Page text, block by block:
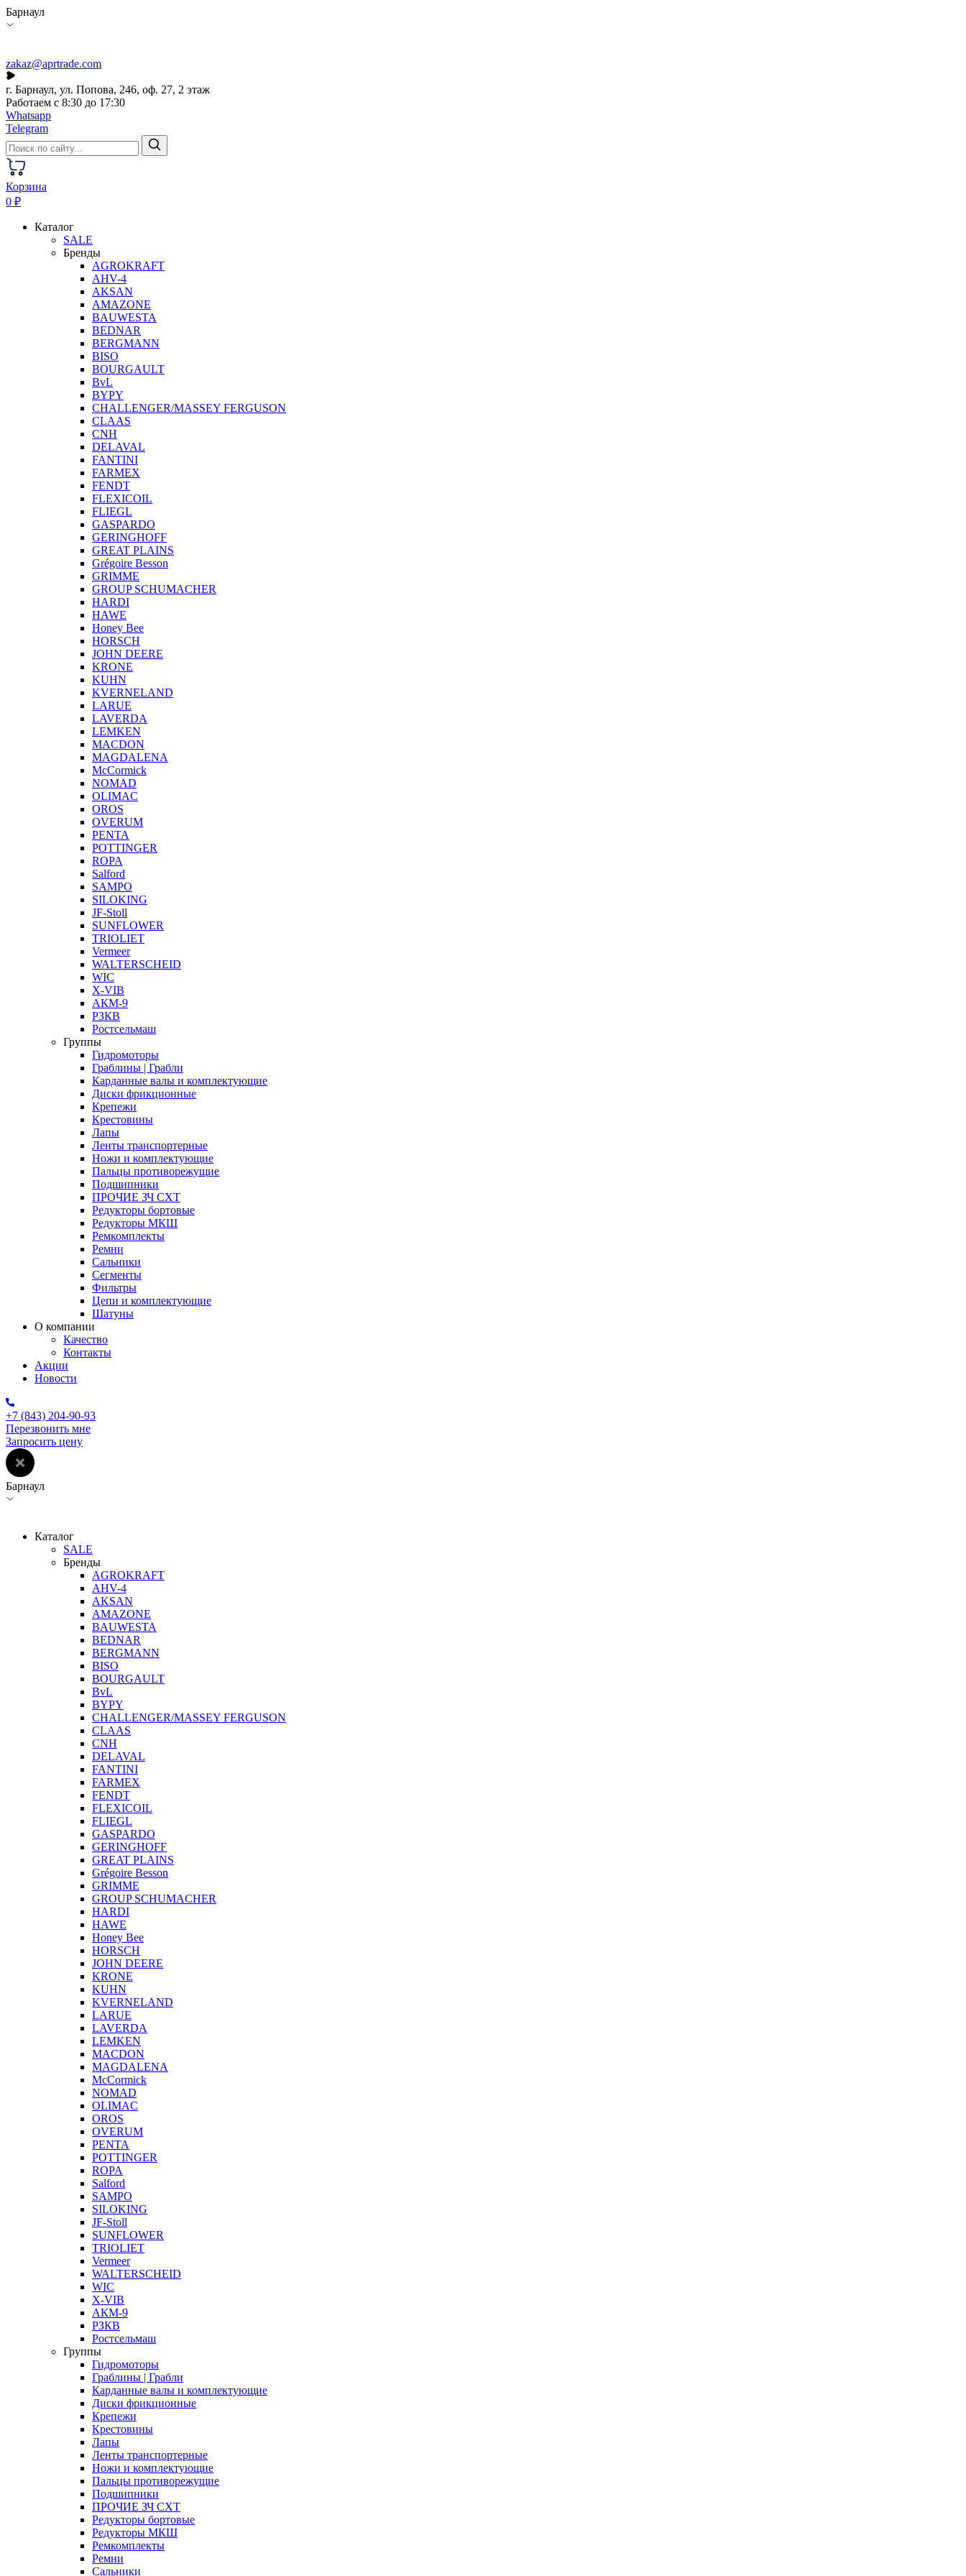
Барнаул
zakaz@aprtrade.com
г. Барнаул, ул. Попова, 246, оф. 27, 2 этаж
Работаем с 8:30 до 17:30
Whatsapp
Telegram
Корзина
0 ₽
Каталог
SALE
Бренды
AGROKRAFT
AHV-4
AKSAN
AMAZONE
BAUWESTA
BEDNAR
BERGMANN
BISO
BOURGAULT
BvL
BYPY
CHALLENGER/MASSEY FERGUSON
CLAAS
CNH
DELAVAL
FANTINI
FARMEX
FENDT
FLEXICOIL
FLIEGL
GASPARDO
GERINGHOFF
GREAT PLAINS
Grégoire Besson
GRIMME
GROUP SCHUMACHER
HARDI
HAWE
Honey Bee
HORSCH
JOHN DEERE
KRONE
KUHN
KVERNELAND
LARUE
LAVERDA
LEMKEN
MACDON
MAGDALENA
McCormick
NOMAD
OLIMAC
OROS
OVERUM
PENTA
POTTINGER
ROPA
Salford
SAMPO
SILOKING
JF-Stoll
SUNFLOWER
TRIOLIET
Vermeer
WALTERSCHEID
WIC
X-VIB
АКМ-9
РЗКВ
Ростсельмаш
Группы
Гидромоторы
Граблины | Грабли
Карданные валы и комплектующие
Диски фрикционные
Крепежи
Крестовины
Лапы
Ленты транспортерные
Ножи и комплектующие
Пальцы противорежущие
Подшипники
ПРОЧИЕ ЗЧ СХТ
Редукторы бортовые
Редукторы МКШ
Ремкомплекты
Ремни
Сальники
Сегменты
Фильтры
Цепи и комплектующие
Шатуны
О компании
Качество
Контакты
Акции
Новости
+7 (843) 204-90-93
Перезвонить мне
Запросить цену
Барнаул
Каталог
SALE
Бренды
AGROKRAFT
AHV-4
AKSAN
AMAZONE
BAUWESTA
BEDNAR
BERGMANN
BISO
BOURGAULT
BvL
BYPY
CHALLENGER/MASSEY FERGUSON
CLAAS
CNH
DELAVAL
FANTINI
FARMEX
FENDT
FLEXICOIL
FLIEGL
GASPARDO
GERINGHOFF
GREAT PLAINS
Grégoire Besson
GRIMME
GROUP SCHUMACHER
HARDI
HAWE
Honey Bee
HORSCH
JOHN DEERE
KRONE
KUHN
KVERNELAND
LARUE
LAVERDA
LEMKEN
MACDON
MAGDALENA
McCormick
NOMAD
OLIMAC
OROS
OVERUM
PENTA
POTTINGER
ROPA
Salford
SAMPO
SILOKING
JF-Stoll
SUNFLOWER
TRIOLIET
Vermeer
WALTERSCHEID
WIC
X-VIB
АКМ-9
РЗКВ
Ростсельмаш
Группы
Гидромоторы
Граблины | Грабли
Карданные валы и комплектующие
Диски фрикционные
Крепежи
Крестовины
Лапы
Ленты транспортерные
Ножи и комплектующие
Пальцы противорежущие
Подшипники
ПРОЧИЕ ЗЧ СХТ
Редукторы бортовые
Редукторы МКШ
Ремкомплекты
Ремни
Сальники